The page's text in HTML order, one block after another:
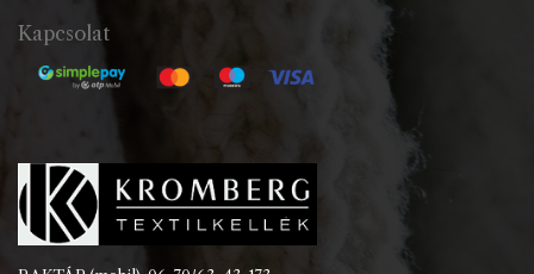
Kapcsolat